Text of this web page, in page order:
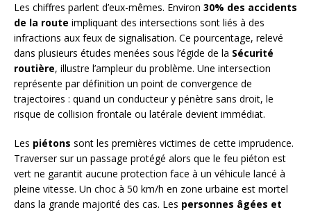
Les chiffres parlent d’eux-mêmes. Environ 30% des accidents
de la route impliquant des intersections sont liés à des
infractions aux feux de signalisation. Ce pourcentage, relevé
dans plusieurs études menées sous l’égide de la Sécurité
routière, illustre l’ampleur du problème. Une intersection
représente par définition un point de convergence de
trajectoires : quand un conducteur y pénètre sans droit, le
risque de collision frontale ou latérale devient immédiat.
Les piétons sont les premières victimes de cette imprudence.
Traverser sur un passage protégé alors que le feu piéton est
vert ne garantit aucune protection face à un véhicule lancé à
pleine vitesse. Un choc à 50 km/h en zone urbaine est mortel
dans la grande majorité des cas. Les personnes âgées et